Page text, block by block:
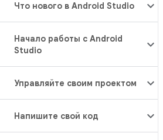
Что нового в Android Studio
Начало работы с Android
Studio
Управляйте своим проектом
Напишите свой код